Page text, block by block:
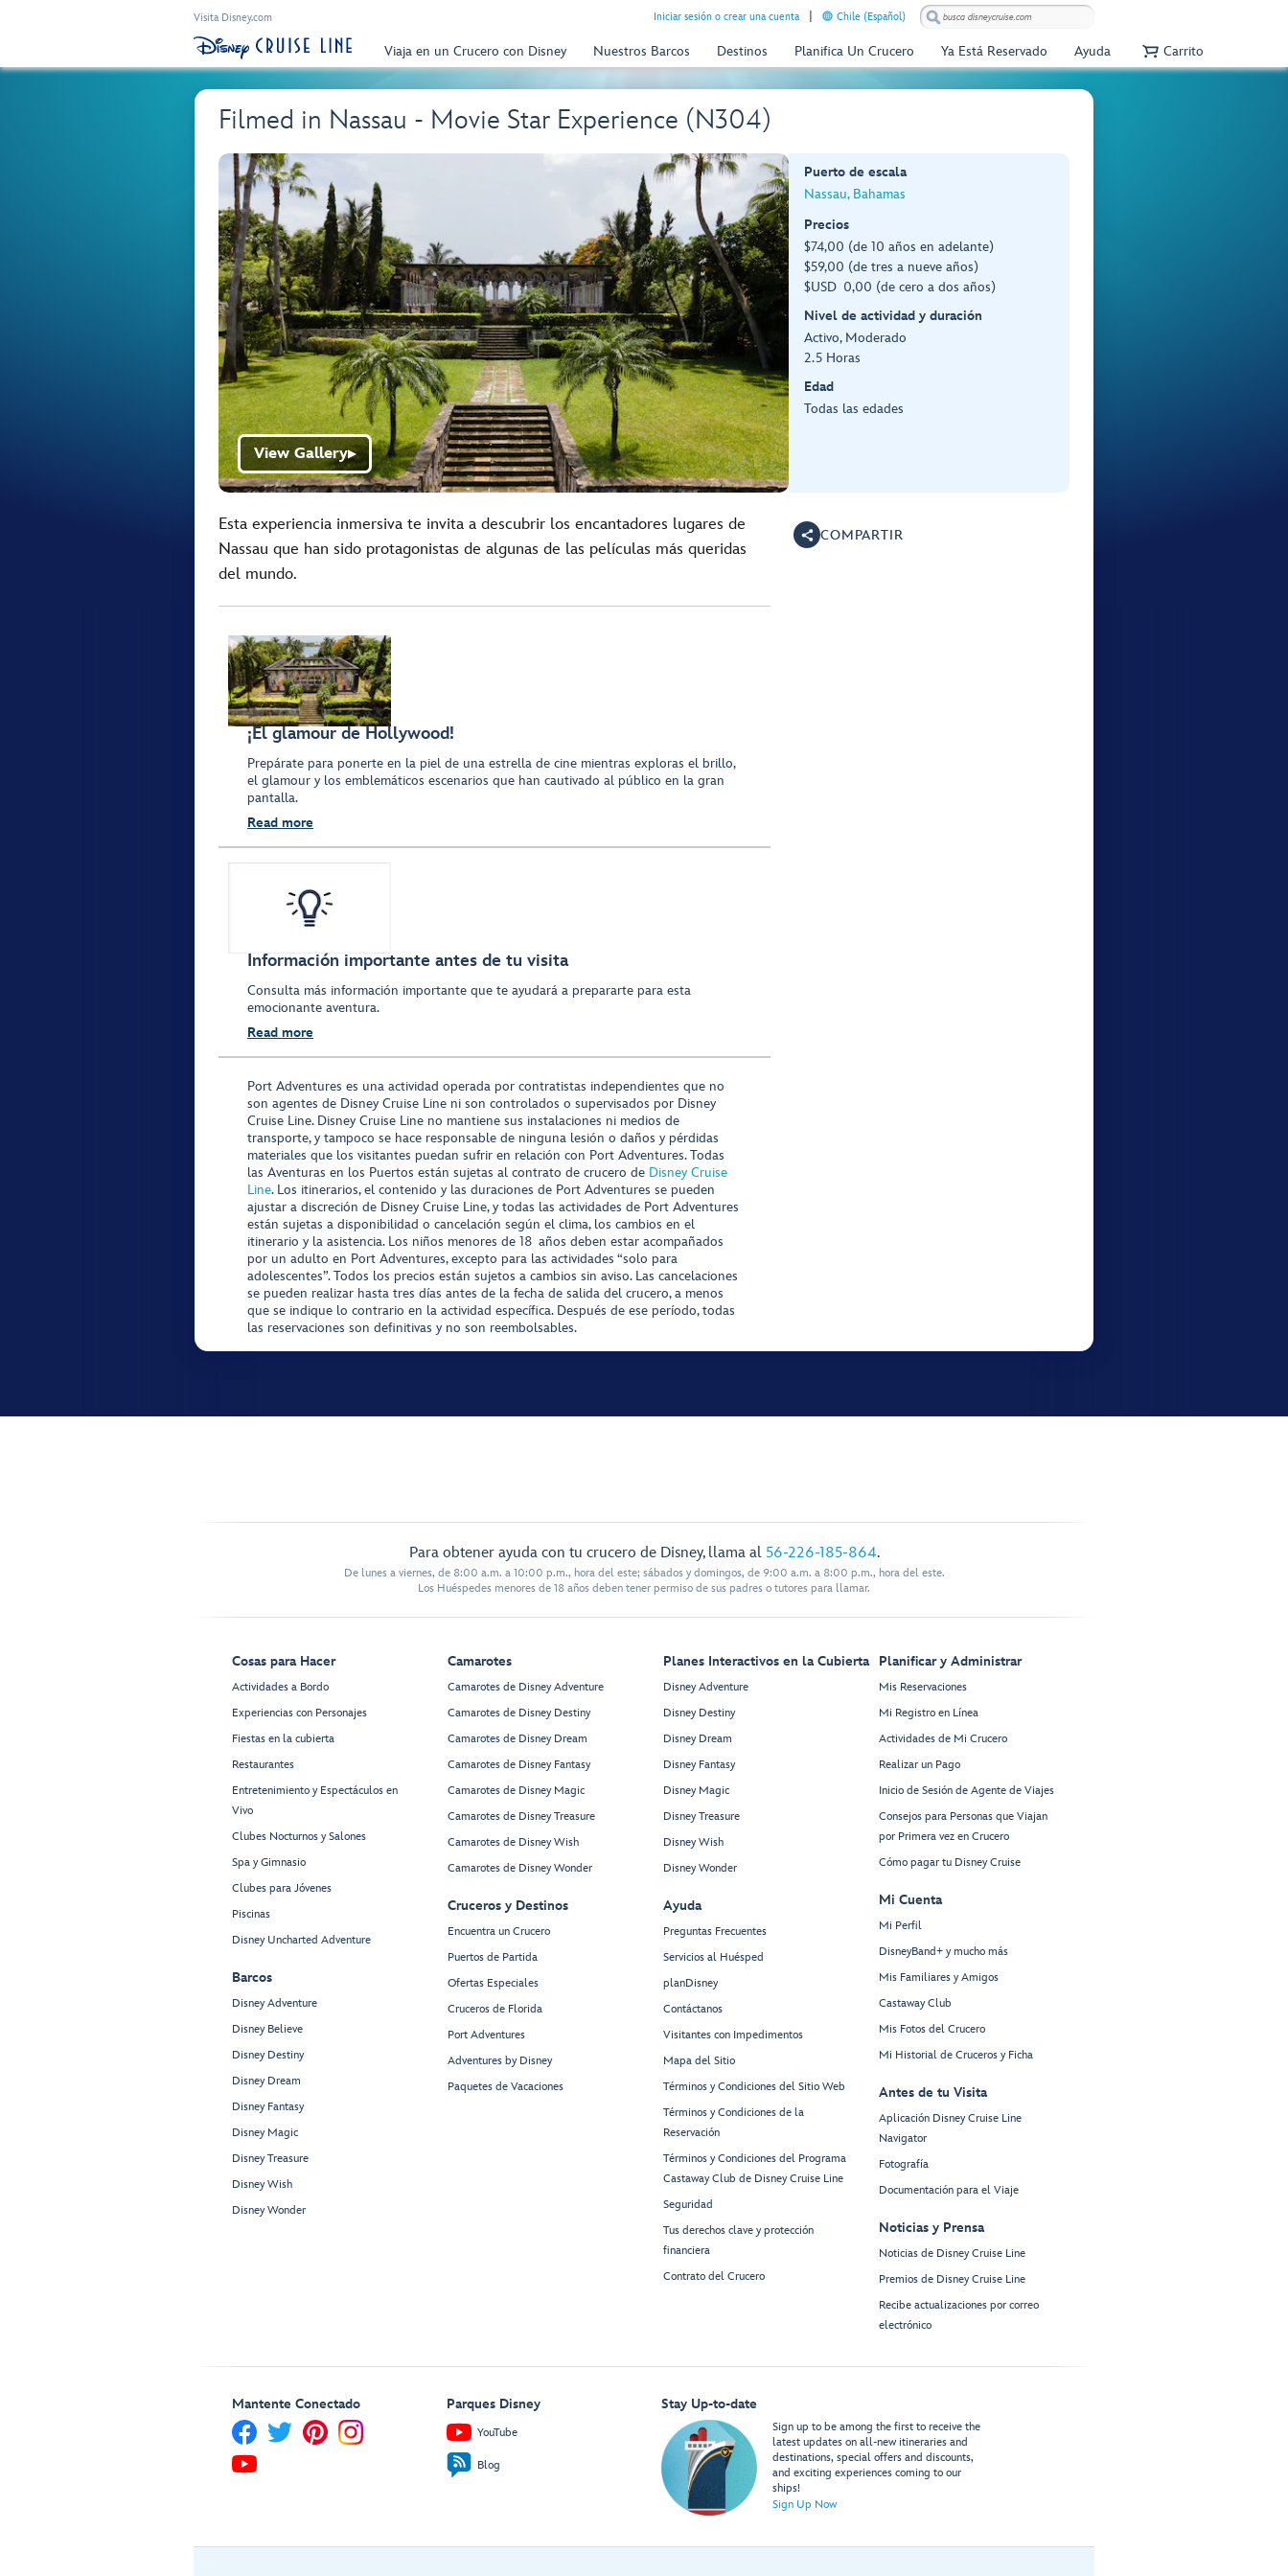
Visita Disney.com Iniciar sesión o crear una cuenta Chile (Español)
Viaja en un Crucero con Disney Nuestros Barcos Destinos Planifica Un Crucero Ya Está Reservado Ayuda Carrito
Filmed in Nassau - Movie Star Experience (N304)
View Gallery▶
Puerto de escala
Nassau, Bahamas
Precios
$74,00 (de 10 años en adelante)
$59,00 (de tres a nueve años)
$USD 0,00 (de cero a dos años)
Nivel de actividad y duración
Activo, Moderado
2.5 Horas
Edad
Todas las edades
Esta experiencia inmersiva te invita a descubrir los encantadores lugares de
Nassau que han sido protagonistas de algunas de las películas más queridas
del mundo.
¡El glamour de Hollywood!
Prepárate para ponerte en la piel de una estrella de cine mientras exploras el brillo,
el glamour y los emblemáticos escenarios que han cautivado al público en la gran
pantalla.
Read more
Información importante antes de tu visita
Consulta más información importante que te ayudará a prepararte para esta
emocionante aventura.
Read more
Port Adventures es una actividad operada por contratistas independientes que no
son agentes de Disney Cruise Line ni son controlados o supervisados por Disney
Cruise Line. Disney Cruise Line no mantiene sus instalaciones ni medios de
transporte, y tampoco se hace responsable de ninguna lesión o daños y pérdidas
materiales que los visitantes puedan sufrir en relación con Port Adventures. Todas
las Aventuras en los Puertos están sujetas al contrato de crucero de Disney Cruise
Line. Los itinerarios, el contenido y las duraciones de Port Adventures se pueden
ajustar a discreción de Disney Cruise Line, y todas las actividades de Port Adventures
están sujetas a disponibilidad o cancelación según el clima, los cambios en el
itinerario y la asistencia. Los niños menores de 18 años deben estar acompañados
por un adulto en Port Adventures, excepto para las actividades “solo para
adolescentes”. Todos los precios están sujetos a cambios sin aviso. Las cancelaciones
se pueden realizar hasta tres días antes de la fecha de salida del crucero, a menos
que se indique lo contrario en la actividad específica. Después de ese período, todas
las reservaciones son definitivas y no son reembolsables.
COMPARTIR
Para obtener ayuda con tu crucero de Disney, llama al 56-226-185-864.
De lunes a viernes, de 8:00 a.m. a 10:00 p.m., hora del este; sábados y domingos, de 9:00 a.m. a 8:00 p.m., hora del este.
Los Huéspedes menores de 18 años deben tener permiso de sus padres o tutores para llamar.
Cosas para Hacer
Actividades a Bordo
Experiencias con Personajes
Fiestas en la cubierta
Restaurantes
Entretenimiento y Espectáculos en
Vivo
Clubes Nocturnos y Salones
Spa y Gimnasio
Clubes para Jóvenes
Piscinas
Disney Uncharted Adventure
Barcos
Disney Adventure
Disney Believe
Disney Destiny
Disney Dream
Disney Fantasy
Disney Magic
Disney Treasure
Disney Wish
Disney Wonder
Camarotes
Camarotes de Disney Adventure
Camarotes de Disney Destiny
Camarotes de Disney Dream
Camarotes de Disney Fantasy
Camarotes de Disney Magic
Camarotes de Disney Treasure
Camarotes de Disney Wish
Camarotes de Disney Wonder
Cruceros y Destinos
Encuentra un Crucero
Puertos de Partida
Ofertas Especiales
Cruceros de Florida
Port Adventures
Adventures by Disney
Paquetes de Vacaciones
Planes Interactivos en la Cubierta
Disney Adventure
Disney Destiny
Disney Dream
Disney Fantasy
Disney Magic
Disney Treasure
Disney Wish
Disney Wonder
Ayuda
Preguntas Frecuentes
Servicios al Huésped
planDisney
Contáctanos
Visitantes con Impedimentos
Mapa del Sitio
Términos y Condiciones del Sitio Web
Términos y Condiciones de la
Reservación
Términos y Condiciones del Programa
Castaway Club de Disney Cruise Line
Seguridad
Tus derechos clave y protección
financiera
Contrato del Crucero
Planificar y Administrar
Mis Reservaciones
Mi Registro en Línea
Actividades de Mi Crucero
Realizar un Pago
Inicio de Sesión de Agente de Viajes
Consejos para Personas que Viajan
por Primera vez en Crucero
Cómo pagar tu Disney Cruise
Mi Cuenta
Mi Perfil
DisneyBand+ y mucho más
Mis Familiares y Amigos
Castaway Club
Mis Fotos del Crucero
Mi Historial de Cruceros y Ficha
Antes de tu Visita
Aplicación Disney Cruise Line
Navigator
Fotografía
Documentación para el Viaje
Noticias y Prensa
Noticias de Disney Cruise Line
Premios de Disney Cruise Line
Recibe actualizaciones por correo
electrónico
Mantente Conectado Parques Disney
YouTube
Blog
Stay Up-to-date
Sign up to be among the first to receive the
latest updates on all-new itineraries and
destinations, special offers and discounts,
and exciting experiences coming to our
ships!
Sign Up Now